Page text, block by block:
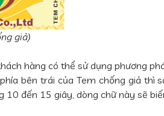
giả)
hàng có thể sử dụng phương
bên trái của Tem chống giả
10 đến 15 giây, dòng chữ này sẽ